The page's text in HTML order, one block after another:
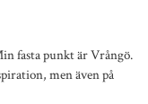
fasta punkt är Vrångö.
men även på